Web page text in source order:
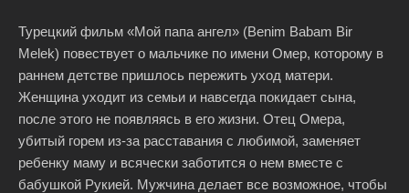
Турецкий фильм «Мой папа ангел» (Benim Babam Bir
Melek) повествует о мальчике по имени Омер, которому в
раннем детстве пришлось пережить уход матери.
Женщина уходит из семьи и навсегда покидает сына,
после этого не появляясь в его жизни. Отец Омера,
убитый горем из-за расставания с любимой, заменяет
ребенку маму и всячески заботится о нем вместе с
бабушкой Рукией. Мужчина делает все возможное, чтобы